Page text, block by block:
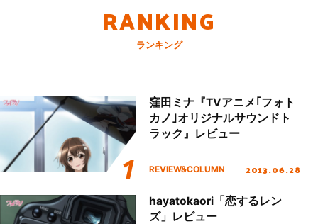
RANKING
ランキング
窪田ミナ『TVアニメ｢フォト
カノ｣オリジナルサウンドト
ラック』レビュー
REVIEW&COLUMN 2013.06.28
hayatokaori「恋するレン
ズ」レビュー